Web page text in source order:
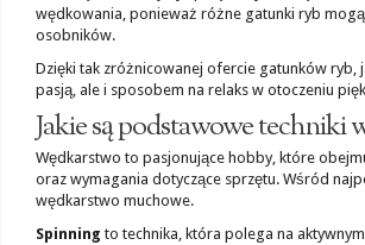
wędkowania, ponieważ różne gatunki ryb
osobników.
Dzięki tak zróżnicowanej ofercie gatunków ryb,
pasją, ale i sposobem na relaks w otoczeniu
Jakie są podstawowe techniki
Wędkarstwo to pasjonujące hobby, które
oraz wymagania dotyczące sprzętu. Wśród
wędkarstwo muchowe.
Spinning to technika, która polega na